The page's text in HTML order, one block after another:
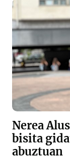
Nerea
bisita
abuztuan